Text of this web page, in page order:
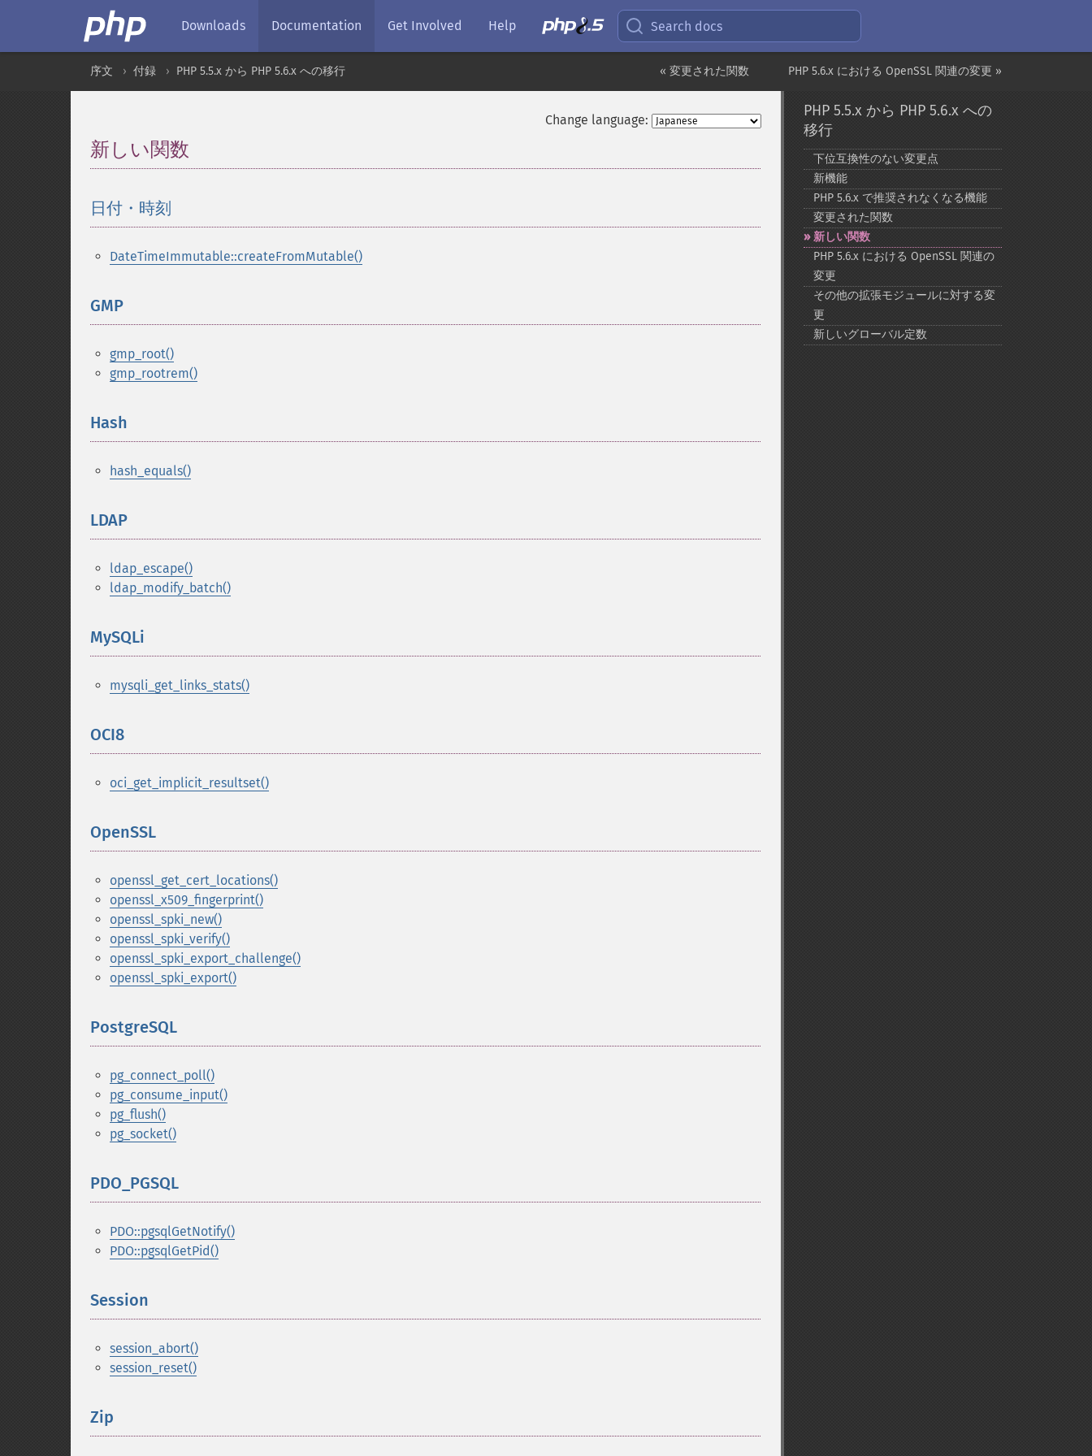
Downloads Documentation Get Involved Help Search docs
PHP 5.6.x における OpenSSL 関連の変更 »
« 変更された関数
序文 付録 PHP 5.5.x から PHP 5.6.x への移行
Change language:
新しい関数
日付・時刻
DateTimeImmutable::createFromMutable()
GMP
gmp_root()
gmp_rootrem()
Hash
hash_equals()
LDAP
ldap_escape()
ldap_modify_batch()
MySQLi
mysqli_get_links_stats()
OCI8
oci_get_implicit_resultset()
OpenSSL
openssl_get_cert_locations()
openssl_x509_fingerprint()
openssl_spki_new()
openssl_spki_verify()
openssl_spki_export_challenge()
openssl_spki_export()
PostgreSQL
pg_connect_poll()
pg_consume_input()
pg_flush()
pg_socket()
PDO_PGSQL
PDO::pgsqlGetNotify()
PDO::pgsqlGetPid()
Session
session_abort()
session_reset()
Zip
PHP 5.5.x から PHP 5.6.x への
移行
下位互換性のない変更点
新機能
PHP 5.6.x で推奨されなくなる機能
変更された関数
新しい関数
PHP 5.6.x における OpenSSL 関連の
変更
その他の拡張モジュールに対する変
更
新しいグローバル定数